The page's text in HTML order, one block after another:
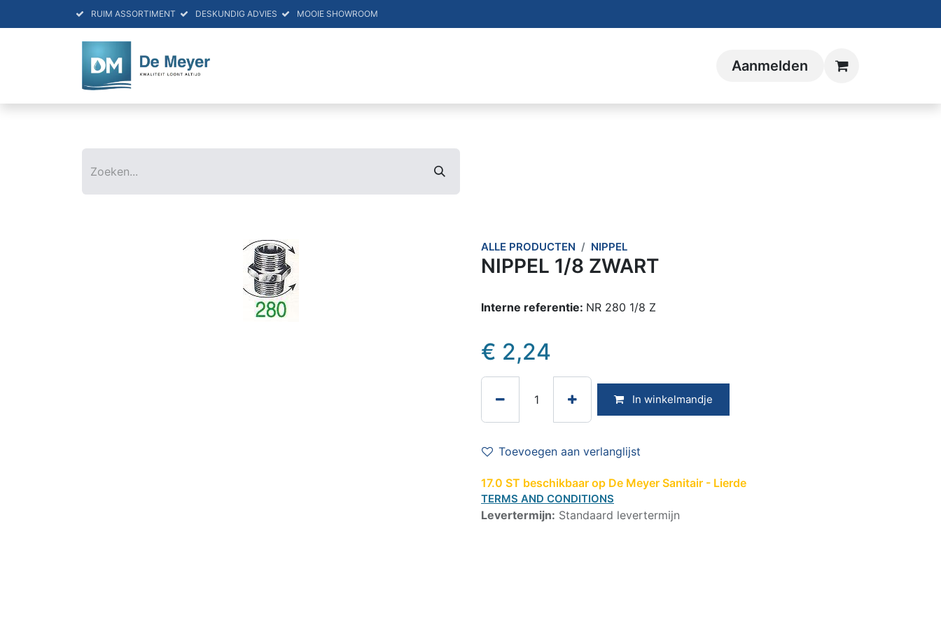
RUIM ASSORTIMENT DESKUNDIG ADVIES MOOIE SHOWROOM
Aanmelden
ALLE PRODUCTEN NIPPEL
NIPPEL 1/8 ZWART
Interne referentie: NR 280 1/8 Z
€ 2,24
In winkelmandje
Toevoegen aan verlanglijst
17.0 ST beschikbaar op De Meyer Sanitair - Lierde
TERMS AND CONDITIONS
Levertermijn: Standaard levertermijn